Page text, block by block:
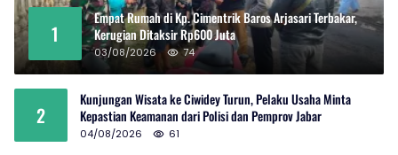
1
Empat Rumah di Kp. Cimentrik Baros Arjasari Terbakar,
Kerugian Ditaksir Rp600 Juta
03/08/2026 74
2
Kunjungan Wisata ke Ciwidey Turun, Pelaku Usaha Minta
Kepastian Keamanan dari Polisi dan Pemprov Jabar
04/08/2026 61